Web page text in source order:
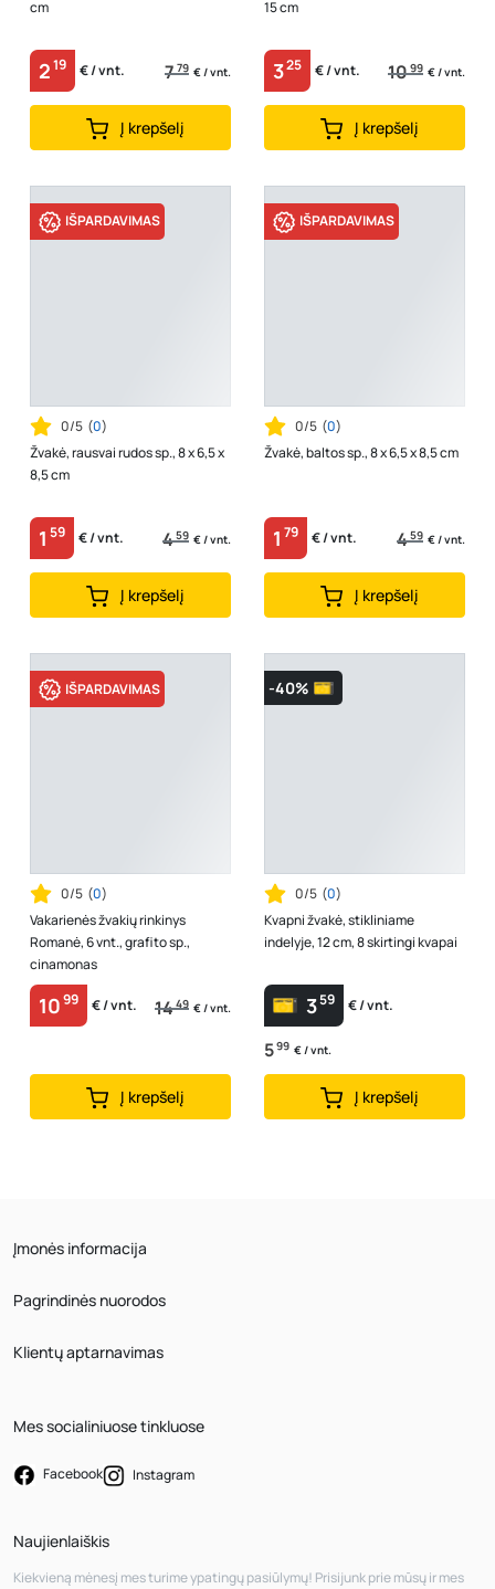
cm
219 € / vnt. 779 € / vnt.
Į krepšelį
15 cm
325 € / vnt. 1099 € / vnt.
Į krepšelį
IŠPARDAVIMAS
0/5 (0)
Žvakė, rausvai rudos sp., 8 x 6,5 x
8,5 cm
1 59 € / vnt. 459 € / vnt.
Į krepšelį
IŠPARDAVIMAS
0/5 (0)
Žvakė, baltos sp., 8 x 6,5 x 8,5 cm
1 79 € / vnt. 459 € / vnt.
Į krepšelį
IŠPARDAVIMAS
0/5 (0)
Vakarienės žvakių rinkinys
Romanė, 6 vnt., grafito sp.,
cinamonas
1099 € / vnt. 1449 € / vnt.
Į krepšelį
-40%
0/5 (0)
Kvapni žvakė, stikliniame
indelyje, 12 cm, 8 skirtingi kvapai
359 € / vnt.
599 € / vnt.
Į krepšelį
Įmonės informacija
Pagrindinės nuorodos
Klientų aptarnavimas
Mes socialiniuose tinkluose
Facebook Instagram
Naujienlaiškis
Kiekvieną mėnesį mes turime ypatingų pasiūlymų! Prisijunk prie mūsų ir mes